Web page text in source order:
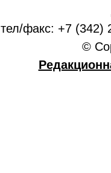
тел/факс: +7 (342)
©